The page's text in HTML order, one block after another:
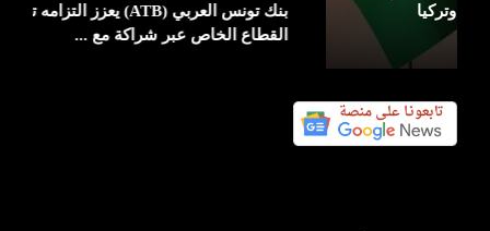
بنك تونس العربي (ATB) يعزز التزامه تجاه صيادلة
القطاع الخاص عبر شراكة مع ...